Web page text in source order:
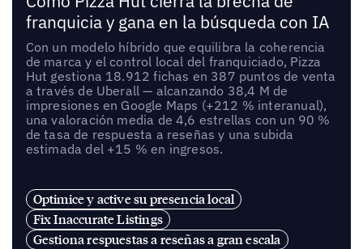
franquicia y gana en la búsqueda con IA
Con un modelo híbrido que equilibra la coherencia
de marca y el control local del franquiciado, Pizza
Hut gestiona 18.912 fichas en 387 puntos de venta
a través de Uberall — alcanzando 38,4 M de
impresiones en Google Maps (+212 % interanual),
una valoración media de 4,6 estrellas con un 90 %
de tasa de respuesta a reseñas y una subida
estimada del +15 % en ingresos.
Optimice y active su presencia local
Fix Inaccurate Listings
Gestiona respuestas a reseñas a gran escala